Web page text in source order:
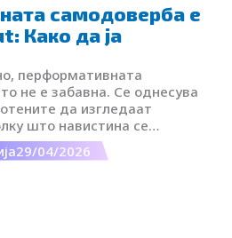
самодоверба е
Како да ја
перформативната
не е забавна. Се однесува
да изгледаат
што навистина се
како да ги имаат
29/04/2026